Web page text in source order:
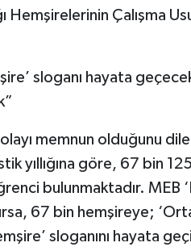
Hemşirelerinin Çalışma
sloganı hayata
memnun olduğunu
yıllığına göre, 67 bin
bulunmaktadır. MEB
67 bin hemşireye;
sloganını hayata